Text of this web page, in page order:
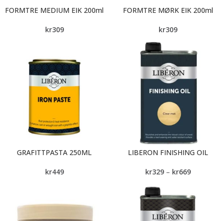
FORMTRE MEDIUM EIK 200ml
kr309
FORMTRE MØRK EIK 200ml
kr309
GRAFITTPASTA 250ML
kr449
LIBERON FINISHING OIL
kr329 – kr669